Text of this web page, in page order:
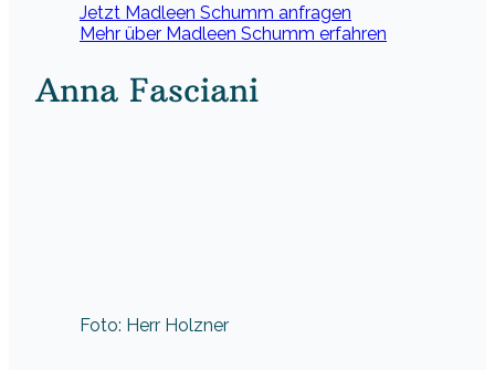
Jetzt Madleen Schumm anfragen
Mehr über Madleen Schumm erfahren
Anna Fasciani
Foto: Herr Holzner